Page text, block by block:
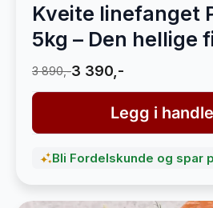
Kveite linefanget
5kg – Den hellige
3 890,-3 390,-
Legg i
Bli Fordelskunde og spar